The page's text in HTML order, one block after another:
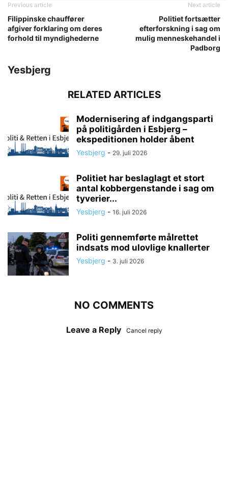
Previous article
Filippinske chauffører
afgiver forklaring om deres
forhold til myndighederne
Next article
Politiet fortsætter
efterforskning i sag om
mulig menneskehandel i
Padborg
Yesbjerg
RELATED ARTICLES
Modernisering af indgangsparti
på politigården i Esbjerg –
ekspeditionen holder åbent
Yesbjerg - 29. juli 2026
Politiet har beslaglagt et stort
antal kobbergenstande i sag om
tyverier...
Yesbjerg - 16. juli 2026
Politi gennemførte målrettet
indsats mod ulovlige knallerter
Yesbjerg - 3. juli 2026
NO COMMENTS
Leave a Reply Cancel reply